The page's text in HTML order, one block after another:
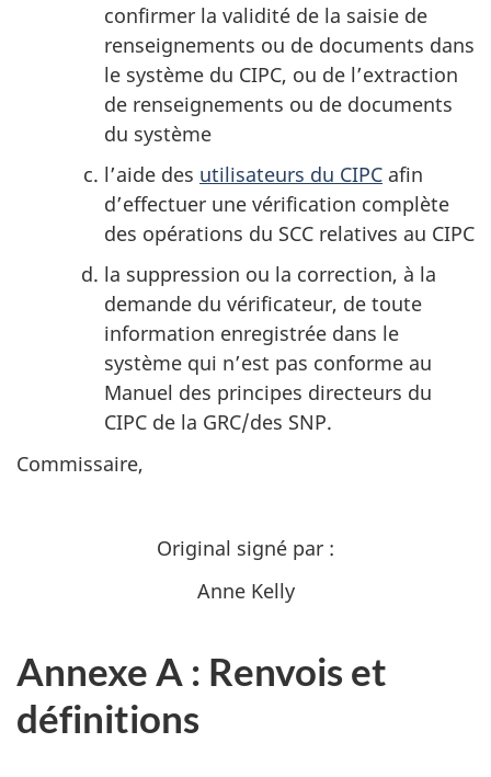
confirmer la validité de la saisie de
renseignements ou de documents dans
le système du CIPC, ou de l’extraction
de renseignements ou de documents
du système
l’aide des utilisateurs du CIPC afin
d’effectuer une vérification complète
des opérations du SCC relatives au CIPC
la suppression ou la correction, à la
demande du vérificateur, de toute
information enregistrée dans le
système qui n’est pas conforme au
Manuel des principes directeurs du
CIPC de la GRC/des SNP.
Commissaire,
Original signé par :
Anne Kelly
Annexe A : Renvois et
définitions